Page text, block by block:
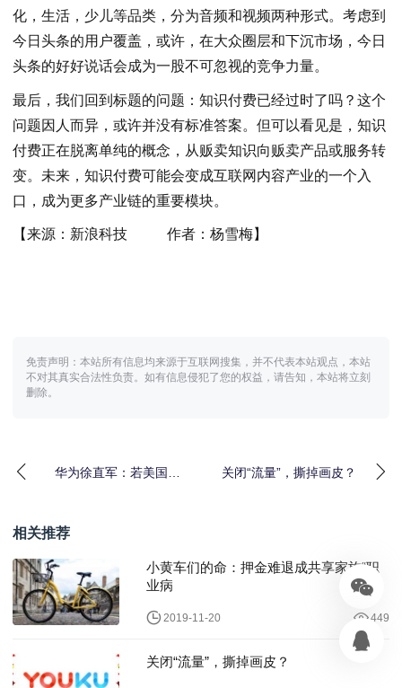
化，生活，少儿等品类，分为音频和视频两种形式。考虑到
今日头条的用户覆盖，或许，在大众圈层和下沉市场，今日
头条的好好说话会成为一股不可忽视的竞争力量。
最后，我们回到标题的问题：知识付费已经过时了吗？这个
问题因人而异，或许并没有标准答案。但可以看见是，知识
付费正在脱离单纯的概念，从贩卖知识向贩卖产品或服务转
变。未来，知识付费可能会变成互联网内容产业的一个入
口，成为更多产业链的重要模块。
【来源： 新浪科技 作者：杨雪梅】
免责声明：本站所有信息均来源于互联网搜集，并不代表本站观点，本站
不对其真实合法性负责。如有信息侵犯了您的权益，请告知，本站将立刻
删除。
华为徐直军：若美国继
关闭“流量”，撕掉画皮？
相关推荐
小黄车们的命：押金难退成共享家族“职
业病
2019-11-20 449
关闭“流量”，撕掉画皮？